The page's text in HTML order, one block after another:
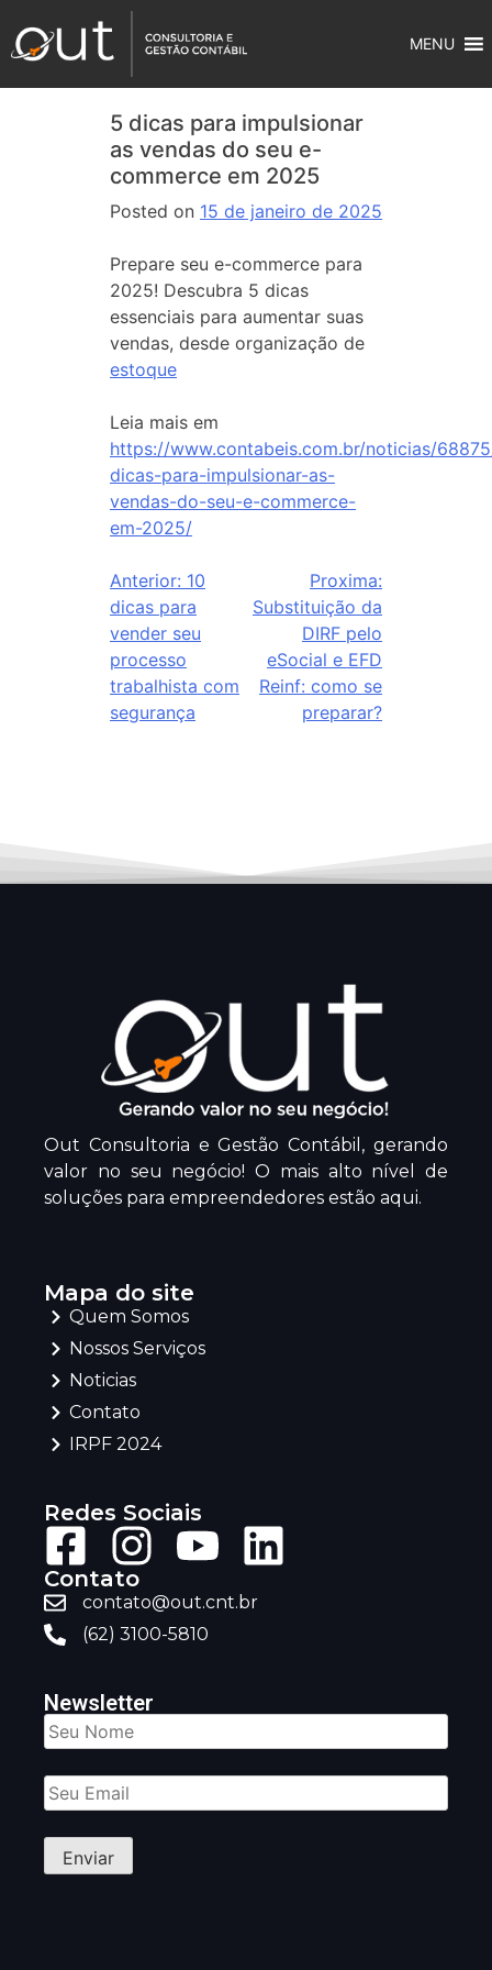
MENU
5 dicas para impulsionar
as vendas do seu e-
commerce em 2025
Posted on 15 de janeiro de 2025
Prepare seu e-commerce para
2025! Descubra 5 dicas
essenciais para aumentar suas
vendas, desde organização de
estoque
Leia mais em
https://www.contabeis.com.br/noticias/
dicas-para-impulsionar-as-
vendas-do-seu-e-commerce-
em-2025/
Anterior: 10
dicas para
vender seu
processo
trabalhista com
segurança
Proxima:
Substituição da
DIRF pelo
eSocial e EFD
Reinf: como se
preparar?
Out Consultoria e Gestão Contábil, gerando
valor no seu negócio! O mais alto nível de
soluções para empreendedores estão aqui.
Mapa do site
Quem Somos
Nossos Serviços
Noticias
Contato
IRPF 2024
Redes Sociais
Contato
contato@out.cnt.br
(62) 3100-5810
Newsletter